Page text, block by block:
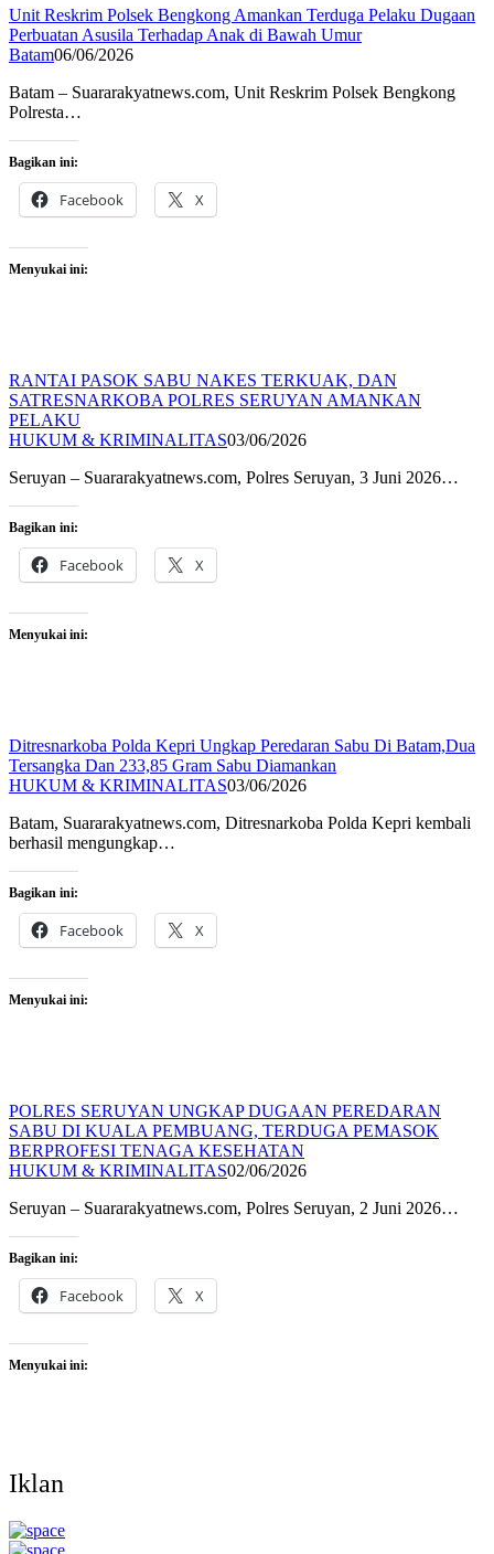
Unit Reskrim Polsek Bengkong Amankan Terduga Pelaku Dugaan
Perbuatan Asusila Terhadap Anak di Bawah Umur
Batam06/06/2026
Batam – Suararakyatnews.com, Unit Reskrim Polsek Bengkong
Polresta…
Bagikan ini:
Facebook X
Menyukai ini:
RANTAI PASOK SABU NAKES TERKUAK, DAN
SATRESNARKOBA POLRES SERUYAN AMANKAN
PELAKU
HUKUM & KRIMINALITAS03/06/2026
Seruyan – Suararakyatnews.com, Polres Seruyan, 3 Juni 2026…
Bagikan ini:
Facebook X
Menyukai ini:
Ditresnarkoba Polda Kepri Ungkap Peredaran Sabu Di Batam,Dua
Tersangka Dan 233,85 Gram Sabu Diamankan
HUKUM & KRIMINALITAS03/06/2026
Batam, Suararakyatnews.com, Ditresnarkoba Polda Kepri kembali
berhasil mengungkap…
Bagikan ini:
Facebook X
Menyukai ini:
POLRES SERUYAN UNGKAP DUGAAN PEREDARAN
SABU DI KUALA PEMBUANG, TERDUGA PEMASOK
BERPROFESI TENAGA KESEHATAN
HUKUM & KRIMINALITAS02/06/2026
Seruyan – Suararakyatnews.com, Polres Seruyan, 2 Juni 2026…
Bagikan ini:
Facebook X
Menyukai ini:
Iklan